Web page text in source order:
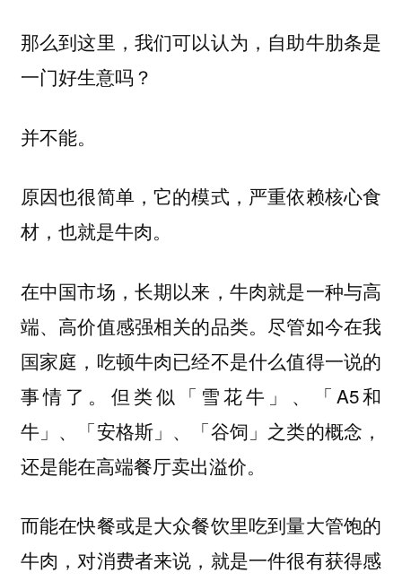
那么到这里，我们可以认为，自助牛肋条是
一门好生意吗？
并不能。
原因也很简单，它的模式，严重依赖核心食
材，也就是牛肉。
在中国市场，长期以来，牛肉就是一种与高
端、高价值感强相关的品类。 尽管如今在我
国家庭，吃顿牛肉已经不是什么值得一说的
事情了。但类似「雪花牛」、「A5和
牛」、「安格斯」、「谷饲」之类的概念，
还是能在高端餐厅卖出溢价。
而能在快餐或是大众餐饮里吃到量大管饱的
牛肉，对消费者来说，就是一件很有获得感